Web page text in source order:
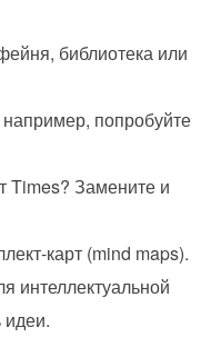
библиотека или
попробуйте
Times? Замените и
карт (mind maps).
интеллектуальной
идеи.